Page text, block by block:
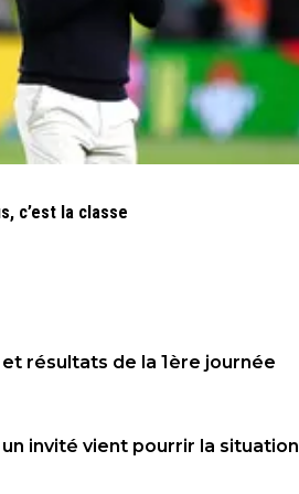
c’est la classe
résultats de la 1ère journée
un invité vient pourrir la situation